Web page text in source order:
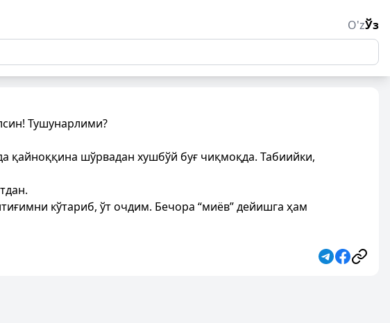
O'zЎз
Тушунарлими?
қайноққина шўрвадан хушбўй буғ чиқмоқда. Табиийки,
кўтариб, ўт очдим. Бечора “миёв” дейишга ҳам